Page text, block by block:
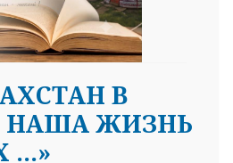
В
НАША ЖИЗНЬ
…»